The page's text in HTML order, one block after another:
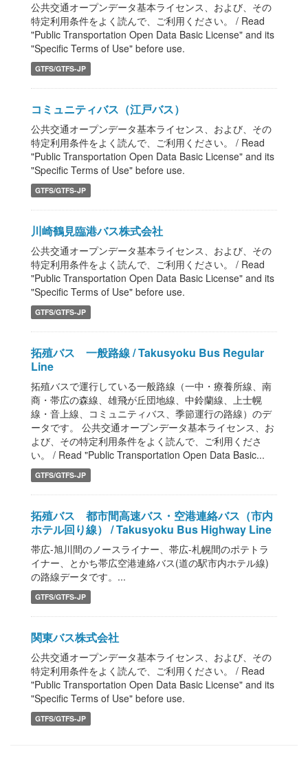
公共交通オープンデータ基本ライセンス、および、その
特定利用条件をよく読んで、ご利用ください。 / Read
"Public Transportation Open Data Basic License" and its
"Specific Terms of Use" before use.
GTFS/GTFS-JP
コミュニティバス（江戸バス）
公共交通オープンデータ基本ライセンス、および、その
特定利用条件をよく読んで、ご利用ください。 / Read
"Public Transportation Open Data Basic License" and its
"Specific Terms of Use" before use.
GTFS/GTFS-JP
川崎鶴見臨港バス株式会社
公共交通オープンデータ基本ライセンス、および、その
特定利用条件をよく読んで、ご利用ください。 / Read
"Public Transportation Open Data Basic License" and its
"Specific Terms of Use" before use.
GTFS/GTFS-JP
拓殖バス 一般路線 / Takusyoku Bus Regular
Line
拓殖バスで運行している一般路線（一中・療養所線、南
商・帯広の森線、雄飛が丘団地線、中鈴蘭線、上士幌
線・音上線、コミュニティバス、季節運行の路線）のデ
ータです。 公共交通オープンデータ基本ライセンス、お
よび、その特定利用条件をよく読んで、ご利用くださ
い。 / Read "Public Transportation Open Data Basic...
GTFS/GTFS-JP
拓殖バス 都市間高速バス・空港連絡バス（市内
ホテル回り線） / Takusyoku Bus Highway Line
帯広-旭川間のノースライナー、帯広-札幌間のポテトラ
イナー、とかち帯広空港連絡バス(道の駅市内ホテル線)
の路線データです。...
GTFS/GTFS-JP
関東バス株式会社
公共交通オープンデータ基本ライセンス、および、その
特定利用条件をよく読んで、ご利用ください。 / Read
"Public Transportation Open Data Basic License" and its
"Specific Terms of Use" before use.
GTFS/GTFS-JP